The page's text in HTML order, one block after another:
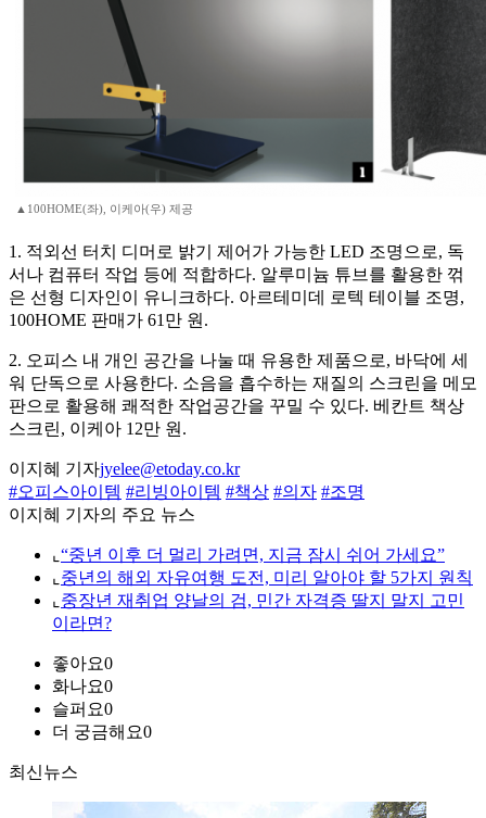
▲100HOME(좌), 이케아(우) 제공
1. 적외선 터치 디머로 밝기 제어가 가능한 LED 조명으로, 독
서나 컴퓨터 작업 등에 적합하다. 알루미늄 튜브를 활용한 꺾
은 선형 디자인이 유니크하다. 아르테미데 로텍 테이블 조명,
100HOME 판매가 61만 원.
2. 오피스 내 개인 공간을 나눌 때 유용한 제품으로, 바닥에 세
워 단독으로 사용한다. 소음을 흡수하는 재질의 스크린을 메모
판으로 활용해 쾌적한 작업공간을 꾸밀 수 있다. 베칸트 책상
스크린, 이케아 12만 원.
이지혜 기자jyelee@etoday.co.kr
#오피스아이템 #리빙아이템 #책상 #의자 #조명
이지혜 기자의 주요 뉴스
⌞ “중년 이후 더 멀리 가려면, 지금 잠시 쉬어 가세요”
⌞ 중년의 해외 자유여행 도전, 미리 알아야 할 5가지 원칙
⌞ 중장년 재취업 양날의 검, 민간 자격증 딸지 말지 고민
이라면?
좋아요0
화나요0
슬퍼요0
더 궁금해요0
최신뉴스